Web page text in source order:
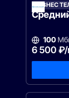
БИЗНЕС
100
6 500